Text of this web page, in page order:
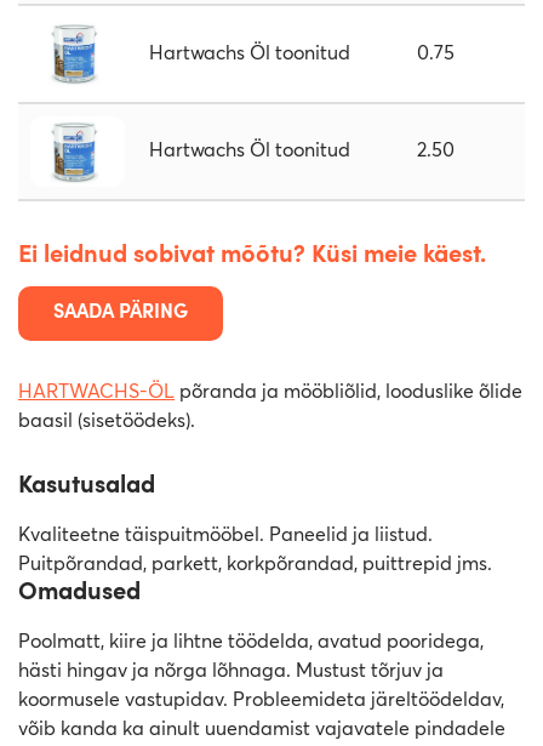
Hartwachs Öl toonitud 0.75
Hartwachs Öl toonitud 2.50
Ei leidnud sobivat mõõtu? Küsi meie käest.
SAADA PÄRING
HARTWACHS-ÖL põranda ja mööbliõlid, looduslike õlide
baasil (sisetöödeks).
Kasutusalad
Kvaliteetne täispuitmööbel. Paneelid ja liistud.
Puitpõrandad, parkett, korkpõrandad, puittrepid jms.
Omadused
Poolmatt, kiire ja lihtne töödelda, avatud pooridega,
hästi hingav ja nõrga lõhnaga. Mustust tõrjuv ja
koormusele vastupidav. Probleemideta järeltöödeldav,
võib kanda ka ainult uuendamist vajavatele pindadele